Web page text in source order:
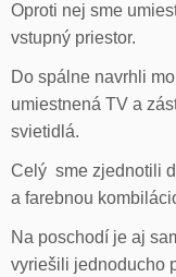
Oproti nej sme
vstupný priestor.
Do spálne navrhli
umiestnená TV a
svietidlá.
Celý sme zjednotili
a farebnou
Na poschodí je aj
vyriešili jednoducho